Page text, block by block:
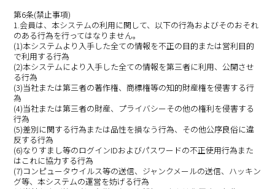
第6条(禁止事項)
1.会員は、本システムの利用に関して、以下の行為およびそのおそれ
のある行為を行ってはなりません。
(1)本システムより入手した全ての情報を不正の目的または営利目的
で利用する行為
(2)本システムにより入手した全ての情報を第三者に利用、公開させ
る行為
(3)当社または第三者の著作権、商標権等の知的財産権を侵害する行
為
(4)当社または第三者の財産、プライバシーその他の権利を侵害する
行為
(5)差別に関する行為または品性を損なう行為、その他公序良俗に違
反する行為
(6)なりすまし等のログインIDおよびパスワードの不正使用行為また
はこれに協力する行為
(7)コンピュータウイルス等の送信、ジャンクメールの送信、ハッキン
グ等、本システムの運営を妨げる行為